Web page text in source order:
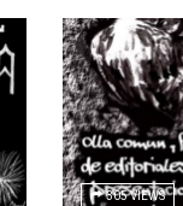
305 VIEWS